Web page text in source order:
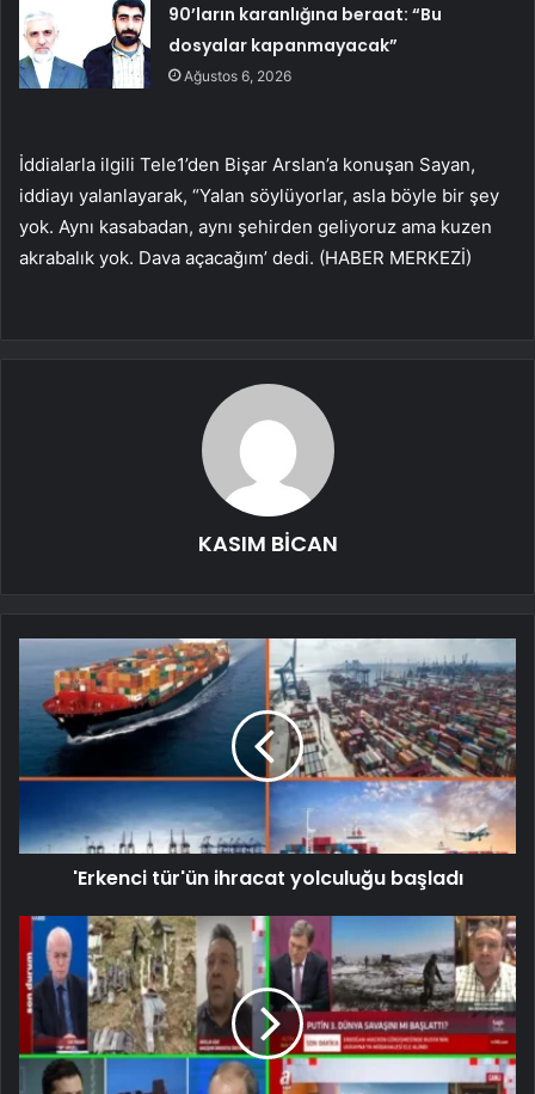
90’ların karanlığına beraat: “Bu
dosyalar kapanmayacak”
Ağustos 6, 2026
İddialarla ilgili Tele1’den Bişar Arslan’a konuşan Sayan,
iddiayı yalanlayarak, “Yalan söylüyorlar, asla böyle bir şey
yok. Aynı kasabadan, aynı şehirden geliyoruz ama kuzen
akrabalık yok. Dava açacağım’ dedi. (HABER MERKEZİ)
KASIM BİCAN
'Erkenci tür'ün ihracat yolculuğu başladı